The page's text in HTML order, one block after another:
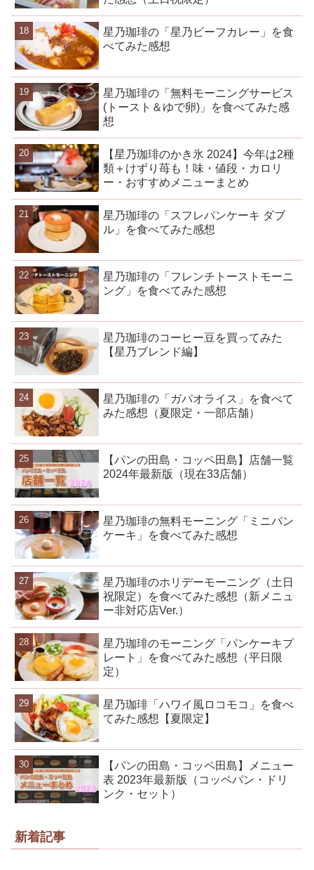
星乃珈琲の「星乃ビーフカレー」を食
べてみた感想
星乃珈琲の「無料モーニングサービス
(トースト＆ゆで卵)」を食べてみた感
想
【星乃珈琲のかき氷 2024】今年は2種
類＋けずり苺も！味・値段・カロリ
ー・おすすめメニューまとめ
星乃珈琲の「スフレパンケーキ ダブ
ル」を食べてみた感想
星乃珈琲の「フレンチトーストモーニ
ング」を食べてみた感想
星乃珈琲のコーヒー豆を買ってみた
【星乃ブレンド編】
星乃珈琲の「ガパオライス」を食べて
みた感想（夏限定・一部店舗）
【パンの田島・コッペ田島】店舗一覧
2024年最新版（現在33店舗）
星乃珈琲の無料モーニング「ミニパン
ケーキ」を食べてみた感想
星乃珈琲のホリデーモーニング（土日
祝限定）を食べてみた感想（新メニュ
ー非対応店Ver.）
星乃珈琲のモーニング「パンケーキプ
レート」を食べてみた感想（平日限
定）
星乃珈琲「ハワイ風ロコモコ」を食べ
てみた感想【夏限定】
【パンの田島・コッペ田島】メニュー
表 2023年最新版（コッペパン・ドリ
ンク・セット）
新着記事